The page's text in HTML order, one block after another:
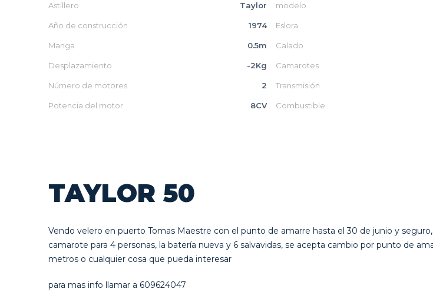
Astillero Taylor modelo
Año de construcción 1974 Eslora
Manga 0.5m Calado
Desplazamiento -2Kg Camarotes
Número de motores 2 Transmisión
Potencia del motor 8CV Combustible
TAYLOR 50
Vendo velero en puerto Tomas Maestre con el punto de amarre hasta el 30 de junio y
camarote para 4 personas, la batería nueva y 6 salvavidas, se acepta cambio por punto de
metros o cualquier cosa que pueda interesar
para mas info llamar a 609624047